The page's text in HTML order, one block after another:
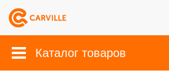
Каталог товаров